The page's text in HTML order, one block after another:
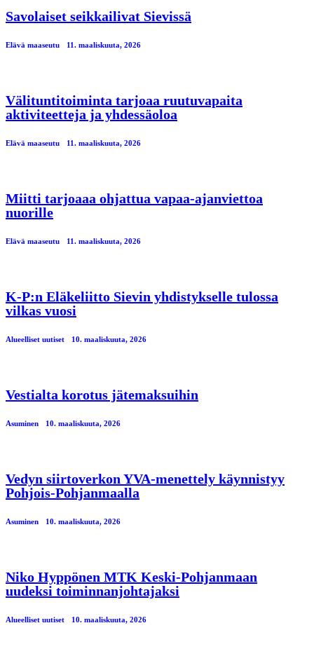
Savolaiset seikkailivat Sievissä
Elävä maaseutu 11. maaliskuuta, 2026
Välituntitoiminta tarjoaa ruutuvapaita
aktiviteetteja ja yhdessäoloa
Elävä maaseutu 11. maaliskuuta, 2026
Miitti tarjoaaa ohjattua vapaa-ajanviettoa
nuorille
Elävä maaseutu 11. maaliskuuta, 2026
K-P:n Eläkeliitto Sievin yhdistykselle tulossa
vilkas vuosi
Alueelliset uutiset 10. maaliskuuta, 2026
Vestialta korotus jätemaksuihin
Asuminen 10. maaliskuuta, 2026
Vedyn siirtoverkon YVA-menettely käynnistyy
Pohjois-Pohjanmaalla
Asuminen 10. maaliskuuta, 2026
Niko Hyppönen MTK Keski-Pohjanmaan
uudeksi toiminnanjohtajaksi
Alueelliset uutiset 10. maaliskuuta, 2026